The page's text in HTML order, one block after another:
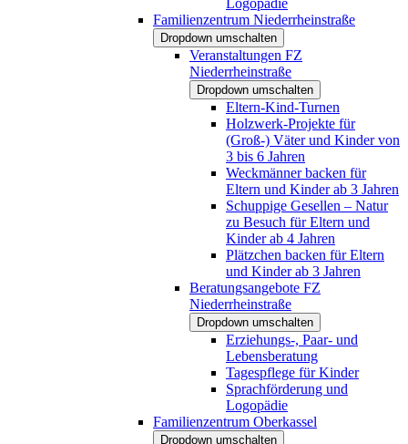
Familienzentrum Niederrheinstraße
Dropdown umschalten
Veranstaltungen FZ
Niederrheinstraße
Dropdown umschalten
Eltern-Kind-Turnen
Holzwerk-Projekte für
(Groß-) Väter und Kinder von
3 bis 6 Jahren
Weckmänner backen für
Eltern und Kinder ab 3 Jahren
Schuppige Gesellen – Natur
zu Besuch für Eltern und
Kinder ab 4 Jahren
Plätzchen backen für Eltern
und Kinder ab 3 Jahren
Beratungsangebote FZ
Niederrheinstraße
Dropdown umschalten
Erziehungs-, Paar- und
Lebensberatung
Tagespflege für Kinder
Sprachförderung und
Logopädie
Familienzentrum Oberkassel
Dropdown umschalten